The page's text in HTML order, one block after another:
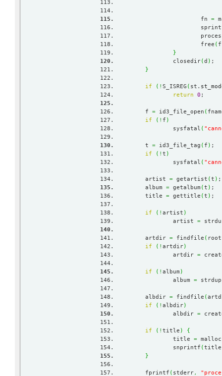
			fn
=
			free
(
}
		closedir
(d ) ;
}
if ( !S_ISREG ( st.
return
0 ;
	f
= id3_file_open (
if
( ! f )
		sysfatal
(
	t
= id3_file_tag ( f ) ;
if
( !t )
		sysfatal
(
	artist
= getartist (t ) ;
	album
= getalbum (t ) ;
	title
= gettitle (t ) ;
if ( !artist )
		artist
=
	artdir
= findfile ( root
if
( !artdir)
		artdir
=
if ( !album )
		album
= strdup
	albdir
= findfile (
if
( !albdir)
		albdir
=
if ( !title )
{
		title
= malloc
		snprintf
(title
}
	fprintf
( stderr,